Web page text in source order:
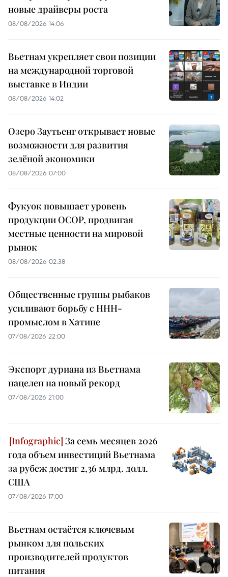
новые драйверы роста
08/08/2026 14:06
Вьетнам укрепляет свои позиции
на международной торговой
выставке в Индии
08/08/2026 14:02
Озеро Заутьенг открывает новые
возможности для развития
зелёной экономики
08/08/2026 07:00
Фукуок повышает уровень
продукции OCOP, продвигая
местные ценности на мировой
рынок
08/08/2026 02:38
Общественные группы рыбаков
усиливают борьбу с ННН-
промыслом в Хатине
07/08/2026 22:00
Экспорт дуриана из Вьетнама
нацелен на новый рекорд
07/08/2026 21:00
За семь месяцев 2026
года объем инвестиций Вьетнама
за рубеж достиг 2,36 млрд. долл.
США
07/08/2026 17:00
Вьетнам остаётся ключевым
рынком для польских
производителей продуктов
питания